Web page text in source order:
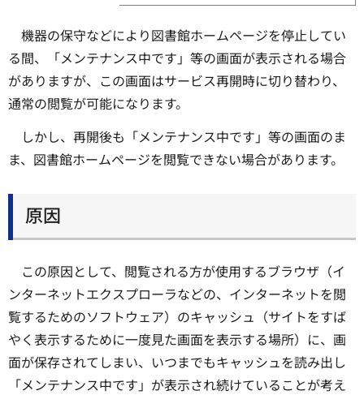
機器の保守などにより図書館ホームページを停止してい
る間、「メンテナンス中です」等の画面が表示される場合
がありますが、この画面はサービス再開時に切り替わり、
通常の閲覧が可能になります。
しかし、再開後も「メンテナンス中です」等の画面のま
ま、図書館ホームページを閲覧できない場合があります。
原因
この原因として、閲覧される方が使用するブラウザ（イ
ンターネットエクスプローラなどの、インターネットを閲
覧するためのソフトウェア）のキャッシュ（サイトをすば
やく表示するために一度見た画面を表示する場所）に、画
面が保存されてしまい、いつまでもキャッシュを読み出し
「メンテナンス中です」が表示され続けていることが考え